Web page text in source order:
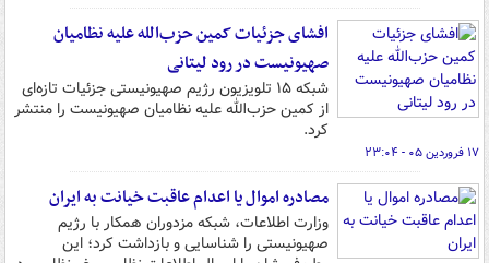
افشای جزئیات کمین حزب‌الله علیه نظامیان
صهیونیست در رود لیتانی
شبکه ۱۵ تلویزیون رژیم صهیونیستی جزئیات تازه‌ای
از کمین حزب‌الله علیه نظامیان صهیونیست را منتشر
کرد.
۱۷ فروردین ۰۵ - ۲۳:۰۴
مصادره اموال یا اعدام عاقبت خیانت به ایران
وزارت اطلاعات، شبکه مزدوران همکار با رژیم
صهیونیستی را شناسایی و بازداشت کرد؛ این